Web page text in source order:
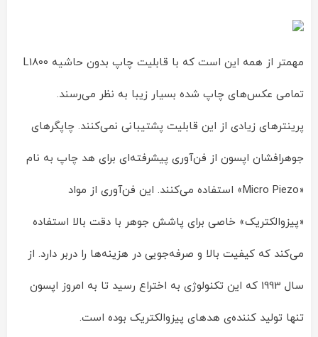
مهمتر از همه این است که با قابلیت چاپ بدون حاشیه L1800
تمامی عکس‌های چاپ شده بسیار زیبا به نظر می‌رسند.
پرینترهای زیادی از این قابلیت پشتیبانی نمی‌کنند. چاپگرهای
جوهرافشان اپسون از فن‌آوری پیشرفته‌ای برای هد چاپ به نام
«Micro Piezo» استفاده می‌کنند. این فن‌آوری از مواد
«پیزوالکتریک» خاصی برای پاشش جوهر با دقت بالا استفاده
می‌کند که کیفیت بالا و صرفه‌جویی در هزینه‌ها را دربر دارد. از
سال 1993 که این تکنولوژی به اختراع رسید تا به امروز اپسون
تنها تولید کننده‌ی هدهای پیزوالکتریک بوده است.